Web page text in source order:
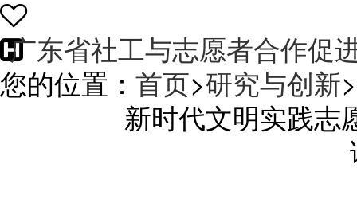
广东省社工与志愿者合作促
您的位置： 首页>研究与创新>
新时代文明实践志